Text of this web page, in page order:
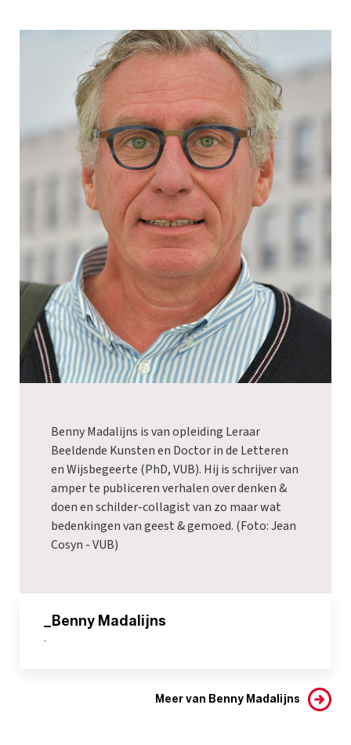
Benny Madalijns is van opleiding Leraar
Beeldende Kunsten en Doctor in de Letteren
en Wijsbegeerte (PhD, VUB). Hij is schrijver van
amper te publiceren verhalen over denken &
doen en schilder-collagist van zo maar wat
bedenkingen van geest & gemoed. (Foto: Jean
Cosyn - VUB)
_Benny Madalijns
-
Meer van Benny Madalijns